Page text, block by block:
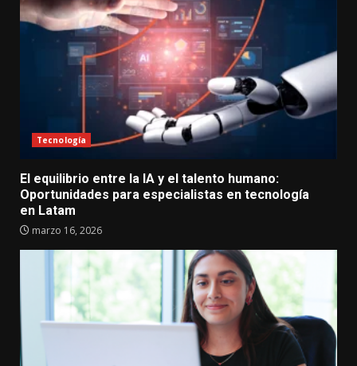
Tecnología
El equilibrio entre la IA y el talento humano:
Oportunidades para especialistas en tecnología
en Latam
marzo 16, 2026